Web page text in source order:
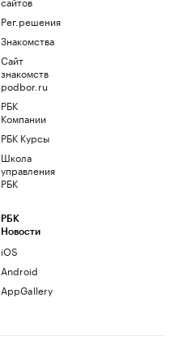
Рег.решения
Знакомства
Сайт
знакомств
podbor.ru
РБК
Компании
РБК Курсы
Школа
управления
РБК
РБК
Новости
iOS
Android
AppGallery